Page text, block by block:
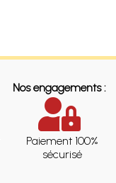
Nos engagements :
Paiement 100%
sécurisé